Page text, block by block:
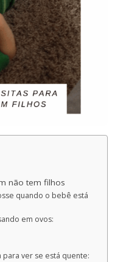
não tem filhos
quando o bebê está
em ovos:
para ver se está quente: